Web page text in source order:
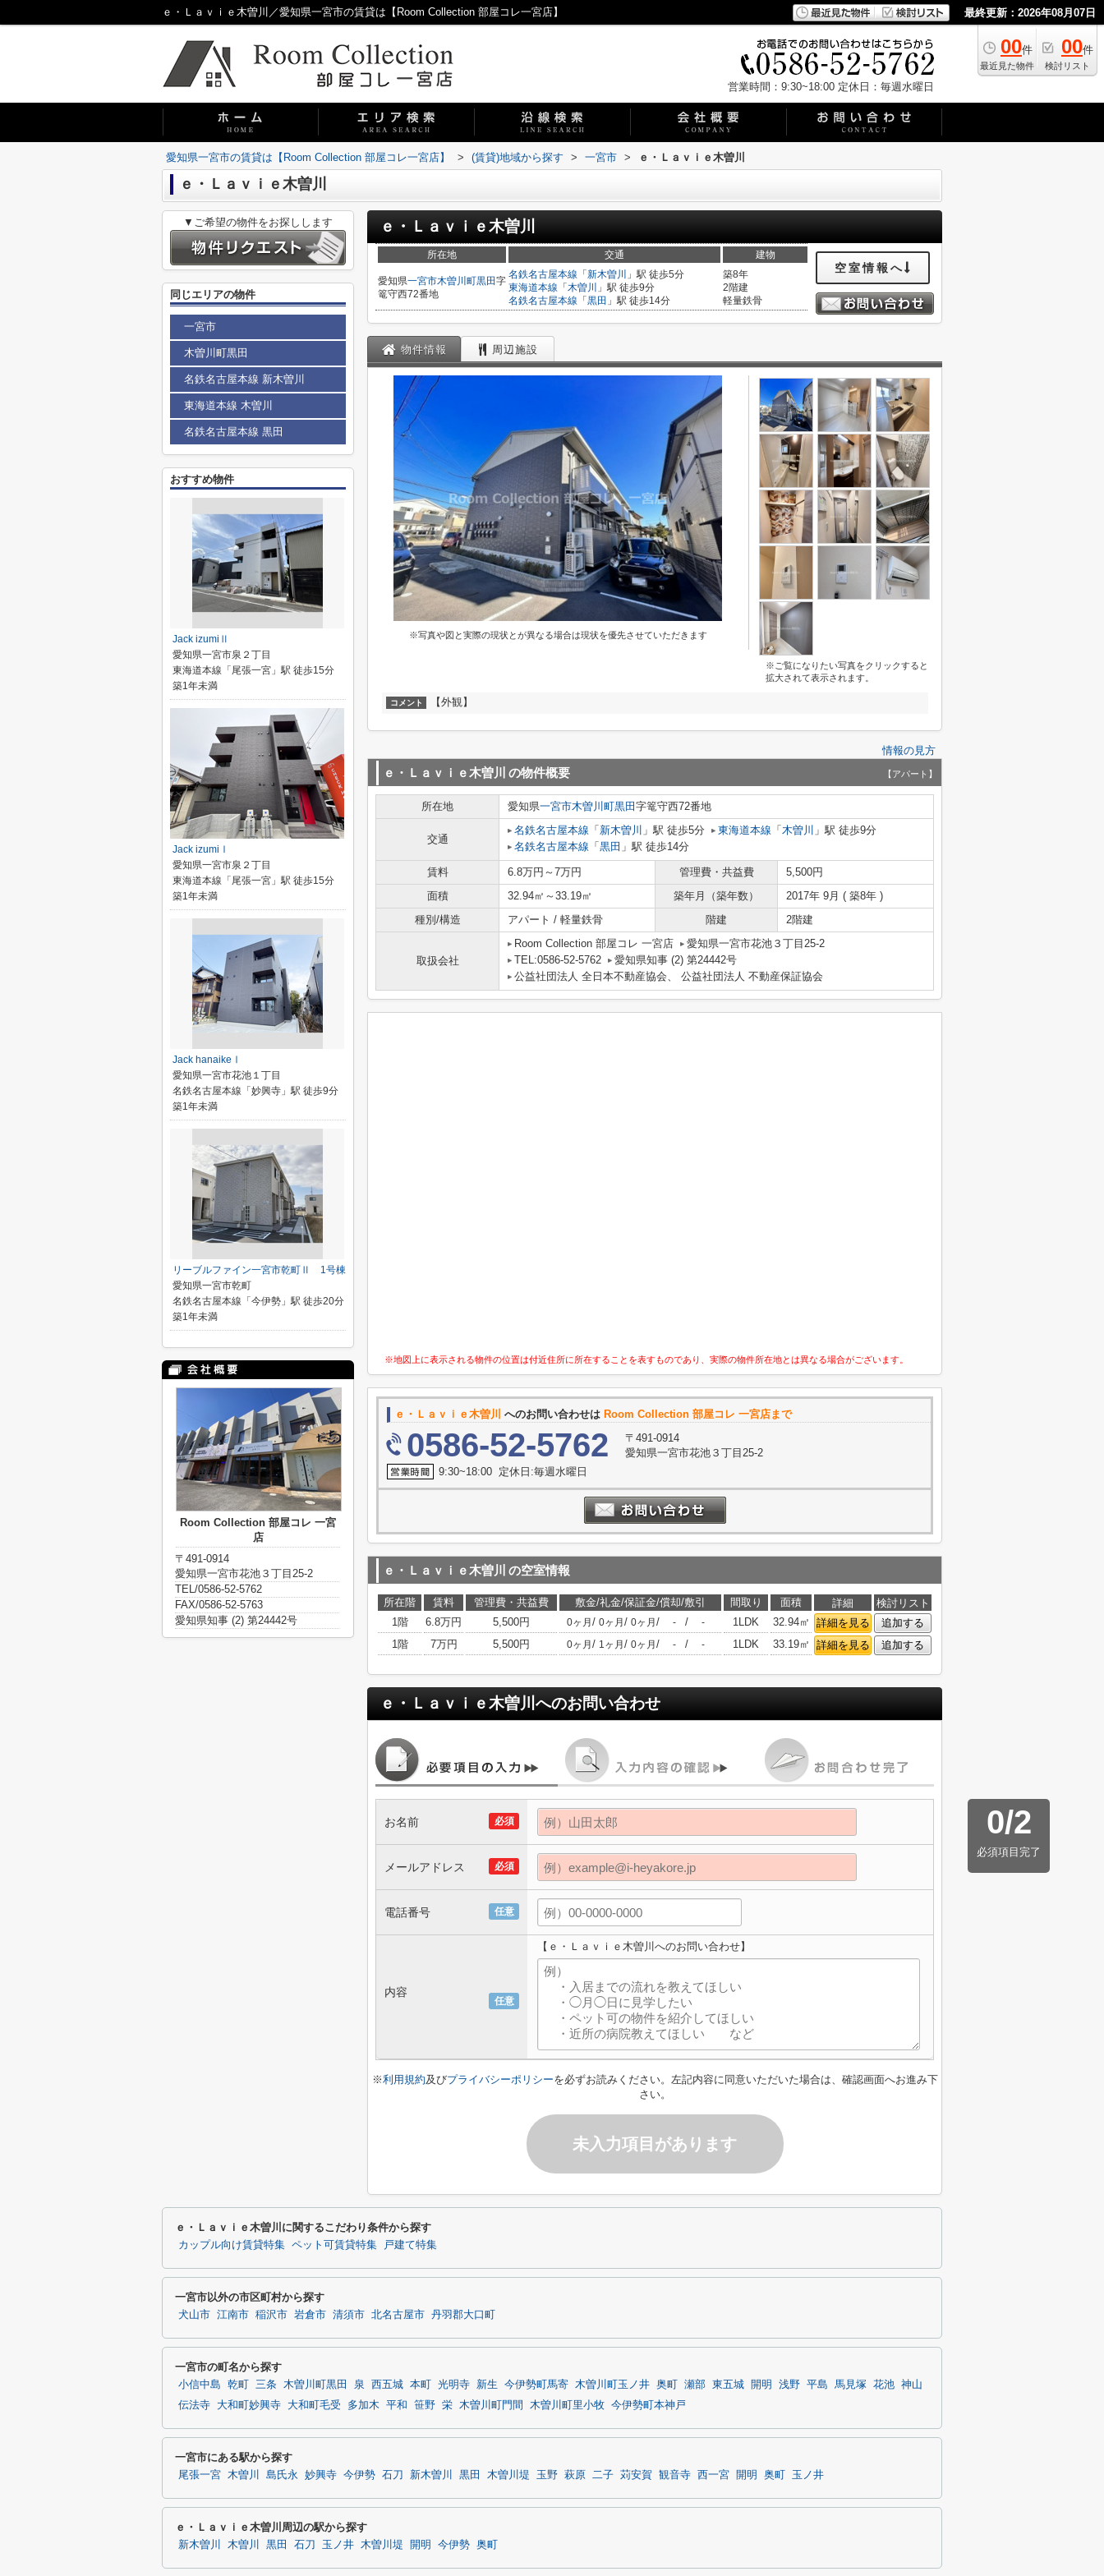
ｅ・Ｌａｖｉｅ木曽川／愛知県一宮市の賃貸は【Room Collection 部屋コレ一宮店】 最終更新：2026年08月07日
00件
最近見た物件
00件
検討リスト
営業時間：9:30~18:00 定休日：毎週水曜日
愛知県一宮市の賃貸は【Room Collection 部屋コレ一宮店】 > (賃貸)地域から探す > 一宮市 > ｅ・Ｌａｖｉｅ木曽川
ｅ・Ｌａｖｉｅ木曽川
ｅ・Ｌａｖｉｅ木曽川
所在地 交通 建物
愛知県一宮市木曽川町黒田字
篭守西72番地
名鉄名古屋本線 「 新木曽川
」駅 徒歩5分
東海道本線 「 木曽川
」駅 徒歩9分
名鉄名古屋本線 「 黒田 」駅 徒歩14分
築8年
2階建
軽量鉄骨
空室情報へ
物件情報 周辺施設
※写真や図と実際の現状とが異なる場合は現状を優先させていただきます
※ご覧になりたい写真をクリックすると
拡大されて表示されます。
コメント 【外観】
情報の見方
ｅ・Ｌａｖｉｅ木曽川 の物件概要 【アパート】
所在地 愛知県一宮市木曽川町黒田 字篭守西72番地
交通
名鉄名古屋本線 「 新木曽川 」駅 徒歩5分 東海道本線 「 木曽川 」駅 徒歩9分
名鉄名古屋本線 「 黒田 」駅 徒歩14分
賃料 6.8万円～7万円 管理費・共益費
5,500円
面積
32.94㎡～33.19㎡ 築年月（築年数）
2017年 9月 ( 築8年 )
種別/構造
アパート / 軽量鉄骨 階建 2階建
取扱会社
Room Collection 部屋コレ 一宮店
愛知県一宮市花池３丁目25-2
TEL:0586-52-5762
愛知県知事 (2) 第24442号
公益社団法人 全日本不動産協会、 公益社団法人 不動産保証協会
※地図上に表示される物件の位置は付近住所に所在することを表すものであり、実際の物件所在地とは異なる場合がございます。
ｅ・Ｌａｖｉｅ木曽川 へのお問い合わせは Room Collection 部屋コレ 一宮店まで
0586-52-5762
〒491-0914
愛知県一宮市花池３丁目25-2
9:30~18:00 定休日:毎週水曜日
ｅ・Ｌａｖｉｅ木曽川 の空室情報
所在階 賃料 管理費・共益費 敷金/礼金/保証金/償却/敷引 間取り 面積 詳細
検討リスト
1階
6.8万円 5,500円 0ヶ月 / 0ヶ月 / 0ヶ月 / - / - 1LDK 32.94㎡ 詳細を見る
追加する
1階
7万円 5,500円 0ヶ月 / 1ヶ月 / 0ヶ月 / - / - 1LDK 33.19㎡ 詳細を見る 追加する
ｅ・Ｌａｖｉｅ木曽川 へのお問い合わせ
0/2
必須項目完了
必須
お名前
必須
メールアドレス
任意
電話番号
任意
内容
【ｅ・Ｌａｖｉｅ木曽川へのお問い合わせ】
※利用規約及びプライバシーポリシーを必ずお読みください。左記内容に同意いただいた場合は、確認画面へお進み下
さい。
未入力項目があります
▼ご希望の物件をお探しします
同じエリアの物件
一宮市
木曽川町黒田
名鉄名古屋本線 新木曽川
東海道本線 木曽川
名鉄名古屋本線 黒田
おすすめ物件
Jack izumiⅡ
愛知県一宮市泉２丁目
東海道本線「尾張一宮」駅 徒歩15分
築1年未満
Jack izumiⅠ
愛知県一宮市泉２丁目
東海道本線「尾張一宮」駅 徒歩15分
築1年未満
Jack hanaikeⅠ
愛知県一宮市花池１丁目
名鉄名古屋本線「妙興寺」駅 徒歩9分
築1年未満
リーブルファイン一宮市乾町Ⅱ 1号棟
愛知県一宮市乾町
名鉄名古屋本線「今伊勢」駅 徒歩20分
築1年未満
Room Collection 部屋コレ 一宮
店
〒491-0914
愛知県一宮市花池３丁目25-2
TEL/0586-52-5762
FAX/0586-52-5763
愛知県知事 (2) 第24442号
ｅ・Ｌａｖｉｅ木曽川に関するこだわり条件から探す
カップル向け賃貸特集 ペット可賃貸特集 戸建て特集
一宮市以外の市区町村から探す
犬山市 江南市 稲沢市 岩倉市 清須市 北名古屋市 丹羽郡大口町
一宮市の町名から探す
小信中島 乾町 三条 木曽川町黒田 泉 西五城 本町 光明寺 新生 今伊勢町馬寄 木曽川町玉ノ井 奥町 瀬部 東五城 開明 浅野 平島 馬見塚 花池 神山
伝法寺
大和町妙興寺 大和町毛受 多加木 平和 笹野 栄 木曽川町門間 木曽川町里小牧 今伊勢町本神戸
一宮市にある駅から探す
尾張一宮 木曽川 島氏永 妙興寺 今伊勢 石刀 新木曽川 黒田 木曽川堤 玉野 萩原 二子 苅安賀 観音寺 西一宮 開明 奥町 玉ノ井
ｅ・Ｌａｖｉｅ木曽川周辺の駅から探す
新木曽川 木曽川 黒田 石刀 玉ノ井 木曽川堤 開明 今伊勢 奥町